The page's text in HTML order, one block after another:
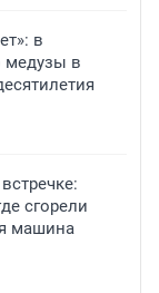
в
медузы в
сгорели
машина